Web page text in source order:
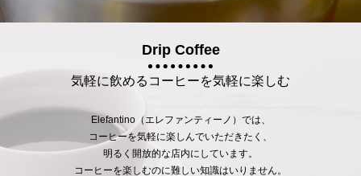
Drip Coffee
気軽に飲めるコーヒーを気軽に楽しむ
Elefantino（エレファンティーノ）では、
コーヒーを気軽に楽しんでいただきたく、
明るく開放的な店内にしています。
コーヒーを楽しむのに難しい知識はいりません。